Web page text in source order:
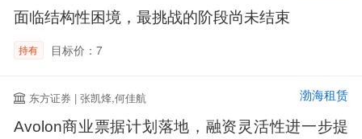
面临结构性困境，最挑战的阶段尚未结束
持有 目标价：7
东方证券 | 张凯烽,何佳航 渤海租赁
Avolon商业票据计划落地，融资灵活性进一步提